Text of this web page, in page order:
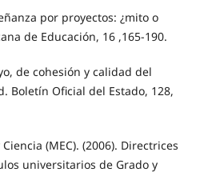
por proyectos: ¿mito o
de Educación, 16 ,165-190.
de cohesión y calidad del
Boletín Oficial del Estado, 128,
(MEC). (2006). Directrices
universitarios de Grado y